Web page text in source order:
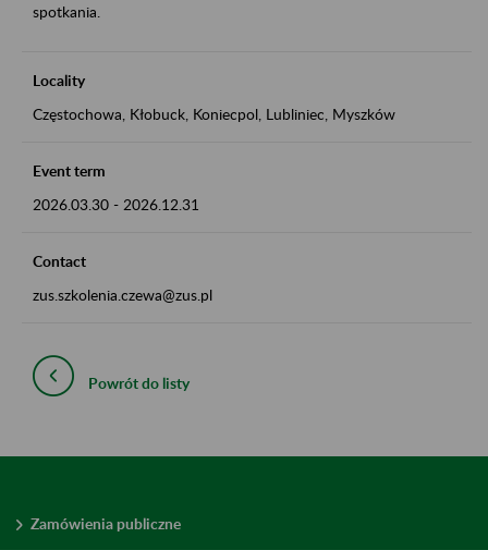
spotkania.
Locality
Częstochowa, Kłobuck, Koniecpol, Lubliniec, Myszków
Event term
2026.03.30 - 2026.12.31
Contact
zus.szkolenia.czewa@zus.pl
Powrót do listy
Zamówienia publiczne